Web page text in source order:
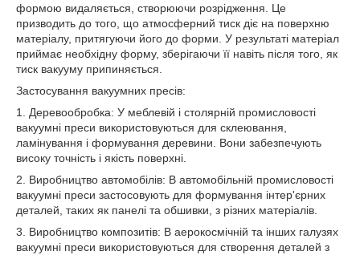
формою видаляється, створюючи розрідження. Це
призводить до того, що атмосферний тиск діє на поверхню
матеріалу, притягуючи його до форми. У результаті матеріал
приймає необхідну форму, зберігаючи її навіть після того, як
тиск вакууму припиняється.
Застосування вакуумних пресів:
1. Деревообробка: У меблевій і столярній промисловості
вакуумні преси використовуються для склеювання,
ламінування і формування деревини. Вони забезпечують
високу точність і якість поверхні.
2. Виробництво автомобілів: В автомобільній промисловості
вакуумні преси застосовують для формування інтер'єрних
деталей, таких як панелі та обшивки, з різних матеріалів.
3. Виробництво композитів: В аерокосмічній та інших галузях
вакуумні преси використовуються для створення деталей з